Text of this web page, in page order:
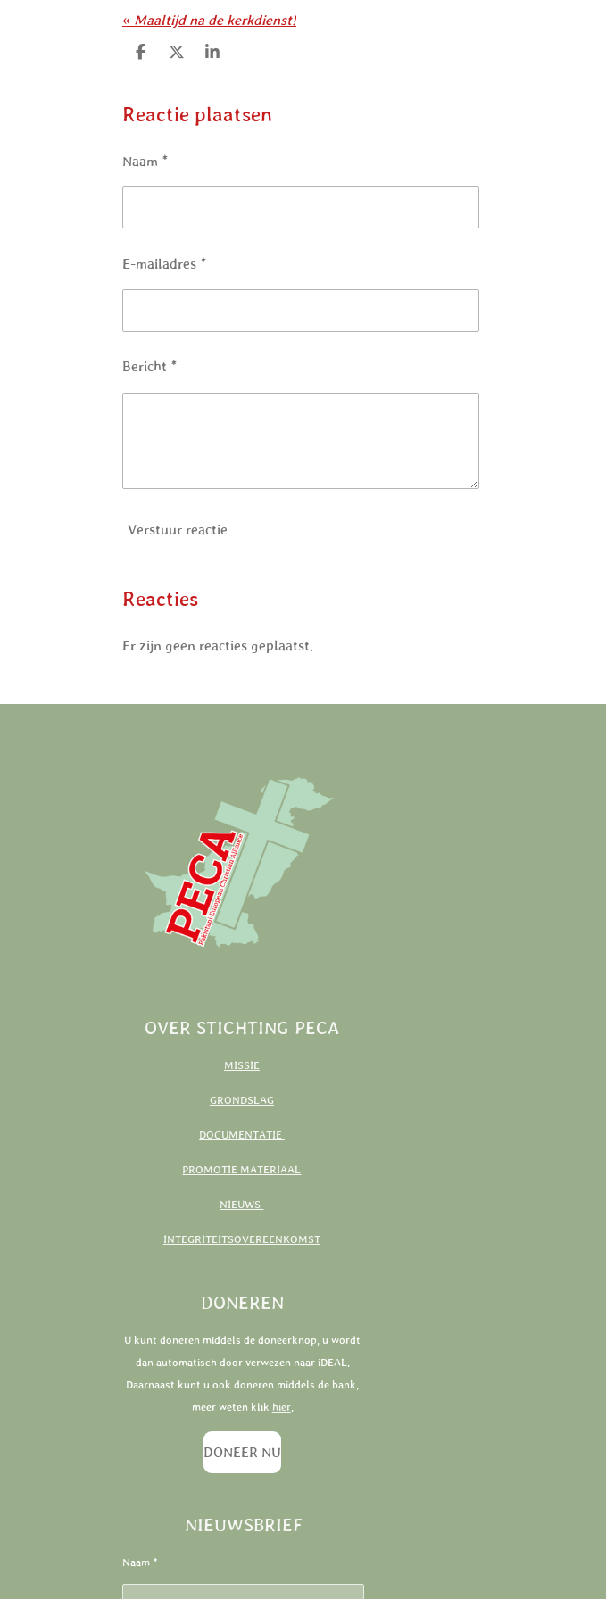
« Maaltijd na de kerkdienst!
D
n
D
l
S
e
Reactie plaatsen
Naam *
E-mailadres *
Bericht *
Verstuur reactie
Reacties
Er zijn geen reacties geplaatst.
OVER STICHTING PECA
MISSIE
GRONDSLAG
DOCUMENTATIE
PROMOTIE MATERIAAL
NIEUWS
INTEGRITEITSOVEREENKOMST
DONEREN
U kunt doneren middels de doneerknop, u wordt
dan automatisch door verwezen naar iDEAL.
Daarnaast kunt u ook doneren middels de bank,
meer weten klik hier.
DONEER NU
NIEUWSBRIEF
Naam *